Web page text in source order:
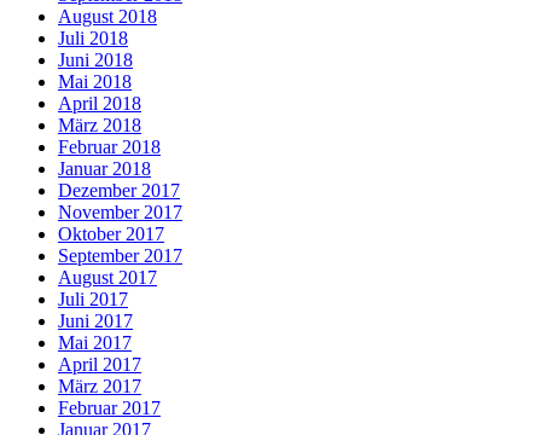
August 2018
Juli 2018
Juni 2018
Mai 2018
April 2018
März 2018
Februar 2018
Januar 2018
Dezember 2017
November 2017
Oktober 2017
September 2017
August 2017
Juli 2017
Juni 2017
Mai 2017
April 2017
März 2017
Februar 2017
Januar 2017